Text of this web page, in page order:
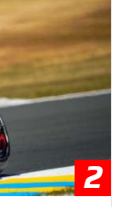
2